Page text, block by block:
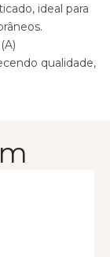
ideal para
qualidade,